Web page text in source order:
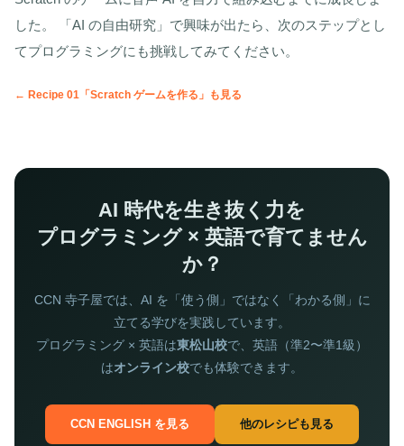
した。 「AI の自由研究」で興味が出たら、次のステップとし
てプログラミングにも挑戦してみてください。
← Recipe 01「Scratch ゲームを作る」も見る
AI 時代を生き抜く力を
プログラミング × 英語で育てません
か？
CCN 寺子屋では、AI を「使う側」ではなく「わかる側」に
立てる学びを実践しています。
プログラミング × 英語は東松山校で、英語（準2〜準1級）
はオンライン校でも体験できます。
CCN ENGLISH を見る 他のレシピも見る